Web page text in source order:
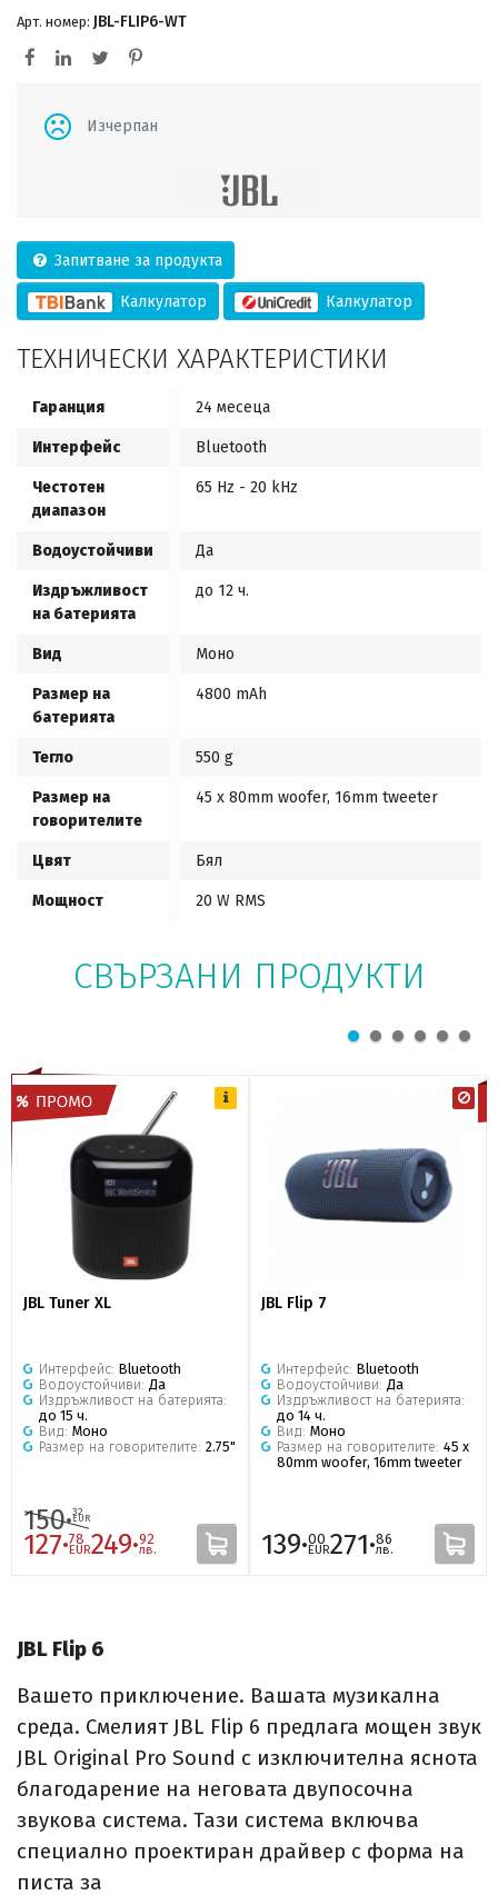
Арт. номер: JBL-FLIP6-WT
Изчерпан
Запитване за продукта
Калкулатор Калкулатор
ТЕХНИЧЕСКИ ХАРАКТЕРИСТИКИ
Гаранция 24 месеца
Интерфейс Bluetooth
Честотен
диапазон
65 Hz - 20 kHz
Водоустойчиви Да
Издръжливост
на батерията
до 12 ч.
Вид Моно
Размер на
батерията
4800 mAh
Тегло 550 g
Размер на
говорителите
45 x 80mm woofer, 16mm tweeter
Цвят Бял
Мощност 20 W RMS
СВЪРЗАНИ ПРОДУКТИ
JBL Tuner XL
Интерфейс: Bluetooth
Водоустойчиви: Да
Издръжливост на батерията:
до 15 ч.
Вид: Моно
Размер на говорителите: 2.75"
150·32
EUR
127·78
EUR249·92
лв.
JBL Flip 7
Интерфейс: Bluetooth
Водоустойчиви: Да
Издръжливост на батерията:
до 14 ч.
Вид: Моно
Размер на говорителите: 45 x
80mm woofer, 16mm tweeter
139·00
EUR271·86
лв.
JBL Flip 6
Вашето приключение. Вашата музикална
среда. Смелият JBL Flip 6 предлага мощен звук
JBL Original Pro Sound с изключителна яснота
благодарение на неговата двупосочна
звукова система. Тази система включва
специално проектиран драйвер с форма на
писта за